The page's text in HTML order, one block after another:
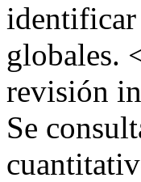
identificar
globales.
revisión
Se